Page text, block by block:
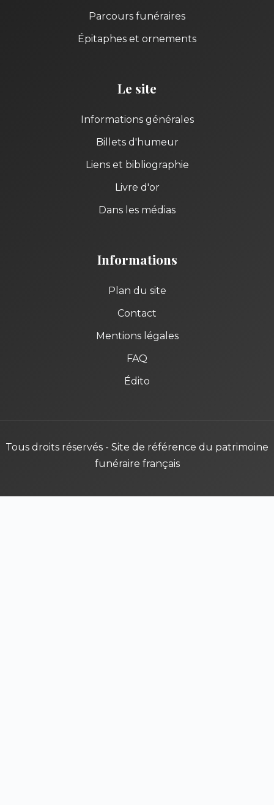
Parcours funéraires
Épitaphes et ornements
Le site
Informations générales
Billets d'humeur
Liens et bibliographie
Livre d'or
Dans les médias
Informations
Plan du site
Contact
Mentions légales
FAQ
Édito
Tous droits réservés - Site de référence du patrimoine
funéraire français